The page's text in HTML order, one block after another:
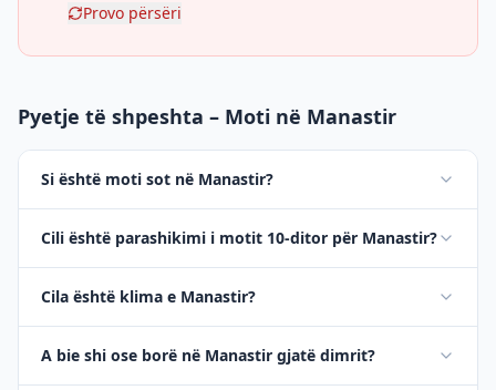
Provo përsëri
Pyetje të shpeshta – Moti në Manastir
Si është moti sot në Manastir?
Cili është parashikimi i motit 10-ditor për Manastir?
Cila është klima e Manastir?
A bie shi ose borë në Manastir gjatë dimrit?